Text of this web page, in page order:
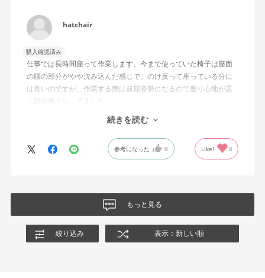
hatchair
購入確認済み
仕事では長時間座って作業します。今まで使っていた椅子は座面
の腰の部分がやや沈み込んだ感じで、のけ反って座っている分に
は良いのですが、作業する際は前屈姿勢になるので座り心地が悪
く腰が痛くなってました。
それに比べて、この椅子は座面が前屈姿勢に調整でき、また背も
たれ部分をワイヤーで張力かけられるので、体重が座面と背もた
れで分散されて長時間座っていても楽に作業できるようになりま
した。
現状は非常に気に入ってます。
続きを読む
参考になった 0 Like! 0
もっと見る
絞り込み 表示：新しい順